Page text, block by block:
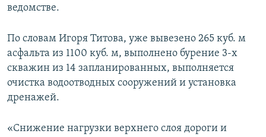
ведомстве.
По словам Игоря Титова, уже вывезено 265 куб. м
асфальта из 1100 куб. м, выполнено бурение 3-х
скважин из 14 запланированных, выполняется
очистка водоотводных сооружений и установка
дренажей.
«Снижение нагрузки верхнего слоя дороги и